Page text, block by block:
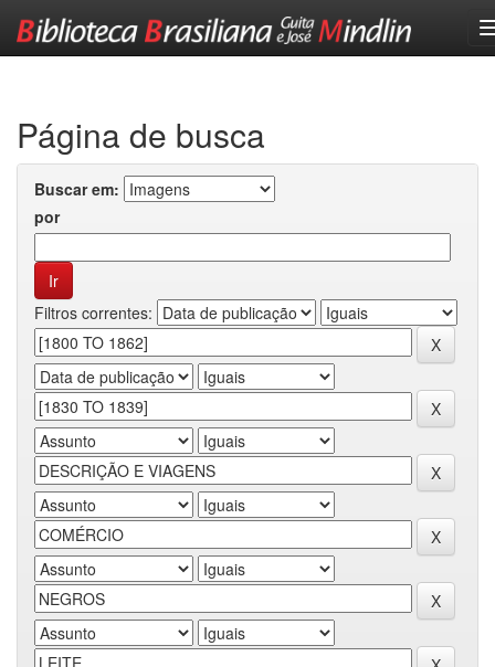
Página de busca
Buscar em:
por
Filtros correntes: